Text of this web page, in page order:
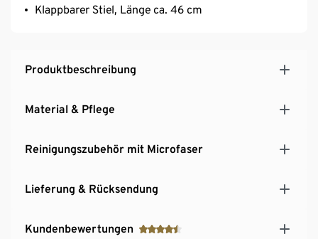
Klappbarer Stiel, Länge ca. 46 cm
Produktbeschreibung
Material & Pflege
Reinigungszubehör mit Microfaser
Lieferung & Rücksendung
Kundenbewertungen